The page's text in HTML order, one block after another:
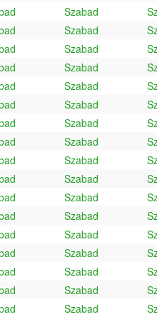
Szabad
Szabad
Szabad
Szabad
Szabad
Szabad
Szabad
Szabad
Szabad
Szabad
Szabad
Szabad
Szabad
Szabad
Szabad
Szabad
Szabad